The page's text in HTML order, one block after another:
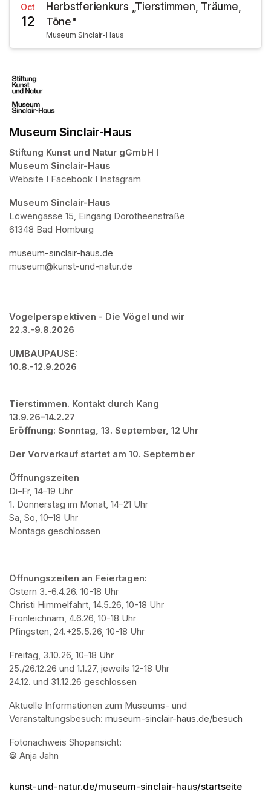
Oct
12
Herbstferienkurs „Tierstimmen, Träume,
Töne"
Museum Sinclair-Haus
Museum Sinclair-Haus
Stiftung Kunst und Natur gGmbH I
Museum Sinclair-Haus
Website I Facebook I Instagram
Museum Sinclair-Haus
Löwengasse 15, Eingang Dorotheenstraße
61348 Bad Homburg
museum-sinclair-haus.de
museum@kunst-und-natur.de
Vogelperspektiven - Die Vögel und wir
22.3.-9.8.2026
UMBAUPAUSE:
10.8.-12.9.2026
Tierstimmen. Kontakt durch Kang
13.9.26–14.2.27
Eröffnung: Sonntag, 13. September, 12 Uhr
Der Vorverkauf startet am 10. September
Öffnungszeiten
Di–Fr, 14–19 Uhr
1. Donnerstag im Monat, 14–21 Uhr
Sa, So, 10–18 Uhr
Montags geschlossen
Öffnungszeiten an Feiertagen:
Ostern 3.-6.4.26. 10-18 Uhr
Christi Himmelfahrt, 14.5.26, 10-18 Uhr
Fronleichnam, 4.6.26, 10-18 Uhr
Pfingsten, 24.+25.5.26, 10-18 Uhr
Freitag, 3.10.26, 10–18 Uhr
25./26.12.26 und 1.1.27, jeweils 12-18 Uhr
24.12. und 31.12.26 geschlossen
Aktuelle Informationen zum Museums- und
Veranstaltungsbesuch: museum-sinclair-haus.de/besuch
Fotonachweis Shopansicht:
© Anja Jahn
kunst-und-natur.de/museum-sinclair-haus/startseite